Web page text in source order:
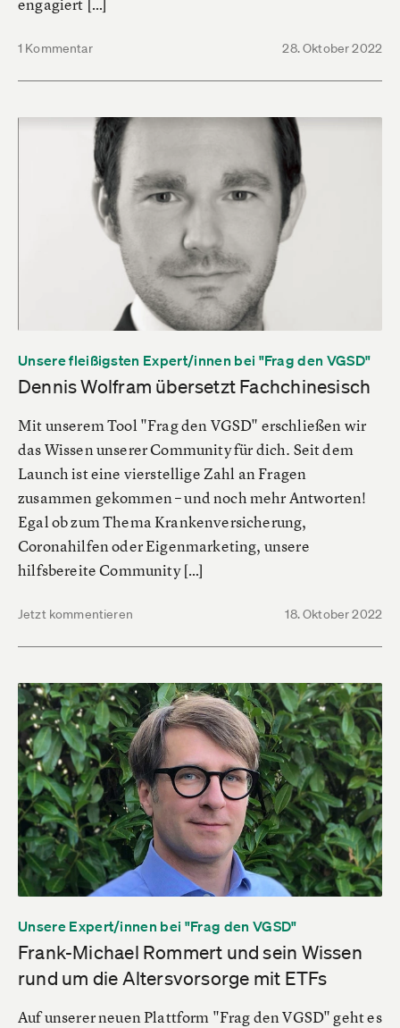
1 Kommentar 28. Oktober 2022
Unsere fleißigsten Expert/innen bei "Frag den VGSD"
Dennis Wolfram übersetzt Fachchinesisch
Mit unserem Tool "Frag den VGSD" erschließen wir
das Wissen unserer Community für dich. Seit dem
Launch ist eine vierstellige Zahl an Fragen
zusammen gekommen – und noch mehr Antworten!
Egal ob zum Thema Krankenversicherung,
Coronahilfen oder Eigenmarketing, unsere
hilfsbereite Community […]
Jetzt kommentieren 18. Oktober 2022
Unsere Expert/innen bei "Frag den VGSD"
Frank-Michael Rommert und sein Wissen
rund um die Altersvorsorge mit ETFs
Auf unserer neuen Plattform "Frag den VGSD" geht es